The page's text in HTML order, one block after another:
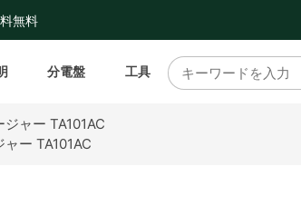
無料
分電盤 工具
ャー TA101AC
ー TA101AC